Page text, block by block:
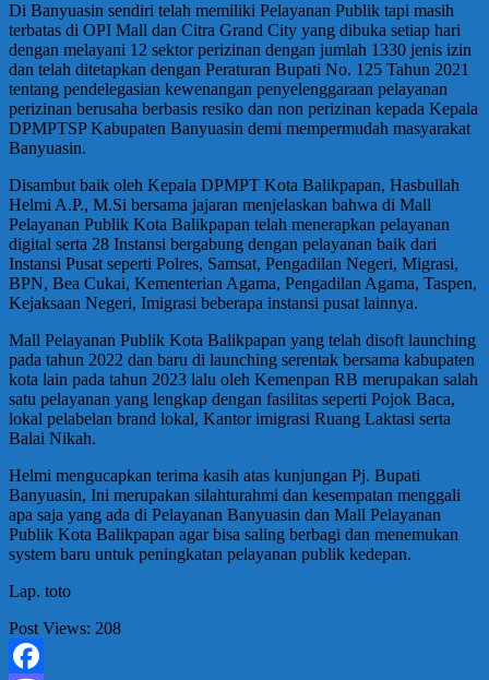
Di Banyuasin sendiri telah memiliki Pelayanan Publik tapi masih
terbatas di OPI Mall dan Citra Grand City yang dibuka setiap hari
dengan melayani 12 sektor perizinan dengan jumlah 1330 jenis izin
dan telah ditetapkan dengan Peraturan Bupati No. 125 Tahun 2021
tentang pendelegasian kewenangan penyelenggaraan pelayanan
perizinan berusaha berbasis resiko dan non perizinan kepada Kepala
DPMPTSP Kabupaten Banyuasin demi mempermudah masyarakat
Banyuasin.
Disambut baik oleh Kepala DPMPT Kota Balikpapan, Hasbullah
Helmi A.P., M.Si bersama jajaran menjelaskan bahwa di Mall
Pelayanan Publik Kota Balikpapan telah menerapkan pelayanan
digital serta 28 Instansi bergabung dengan pelayanan baik dari
Instansi Pusat seperti Polres, Samsat, Pengadilan Negeri, Migrasi,
BPN, Bea Cukai, Kementerian Agama, Pengadilan Agama, Taspen,
Kejaksaan Negeri, Imigrasi beberapa instansi pusat lainnya.
Mall Pelayanan Publik Kota Balikpapan yang telah disoft launching
pada tahun 2022 dan baru di launching serentak bersama kabupaten
kota lain pada tahun 2023 lalu oleh Kemenpan RB merupakan salah
satu pelayanan yang lengkap dengan fasilitas seperti Pojok Baca,
lokal pelabelan brand lokal, Kantor imigrasi Ruang Laktasi serta
Balai Nikah.
Helmi mengucapkan terima kasih atas kunjungan Pj. Bupati
Banyuasin, Ini merupakan silahturahmi dan kesempatan menggali
apa saja yang ada di Pelayanan Banyuasin dan Mall Pelayanan
Publik Kota Balikpapan agar bisa saling berbagi dan menemukan
system baru untuk peningkatan pelayanan publik kedepan.
Lap. toto
Post Views: 208